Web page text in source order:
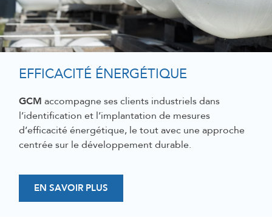
EFFICACITÉ ÉNERGÉTIQUE
GCM accompagne ses clients industriels dans
l’identification et l’implantation de mesures
d’efficacité énergétique, le tout avec une approche
centrée sur le développement durable.
EN SAVOIR PLUS